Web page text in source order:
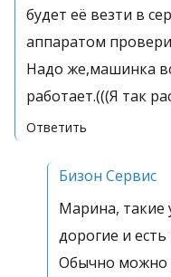
будет её везти в
аппаратом
Надо же,машинка
работает.(((Я так
Ответить
Бизон Сервис
Марина, такие
дорогие и
Обычно можно